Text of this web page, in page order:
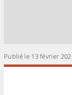
Publié le 13 février